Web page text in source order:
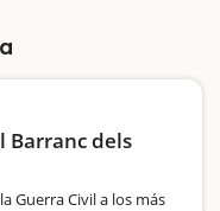
Barranc dels
Guerra Civil a los más